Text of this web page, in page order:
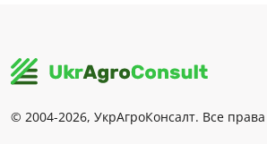
© 2004-2026, УкрАгроКонсалт. Все